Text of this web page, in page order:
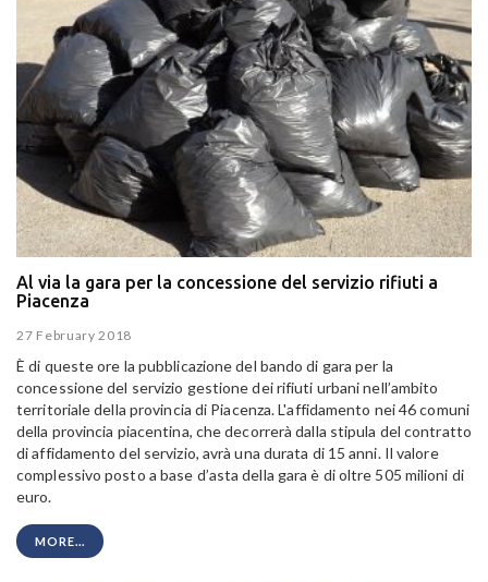
Al via la gara per la concessione del servizio rifiuti a
Piacenza
27 February 2018
È di queste ore la pubblicazione del bando di gara per la
concessione del servizio gestione dei rifiuti urbani nell’ambito
territoriale della provincia di Piacenza. L'affidamento nei 46 comuni
della provincia piacentina, che decorrerà dalla stipula del contratto
di affidamento del servizio, avrà una durata di 15 anni. Il valore
complessivo posto a base d’asta della gara è di oltre 505 milioni di
euro.
MORE...